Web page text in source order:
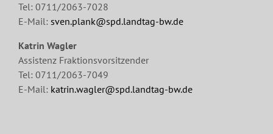
Tel: 0711/2063-7028
E-Mail: sven.plank@spd.landtag-bw.de
Katrin Wagler
Assistenz Fraktionsvorsitzender
Tel: 0711/2063-7049
E-Mail: katrin.wagler@spd.landtag-bw.de